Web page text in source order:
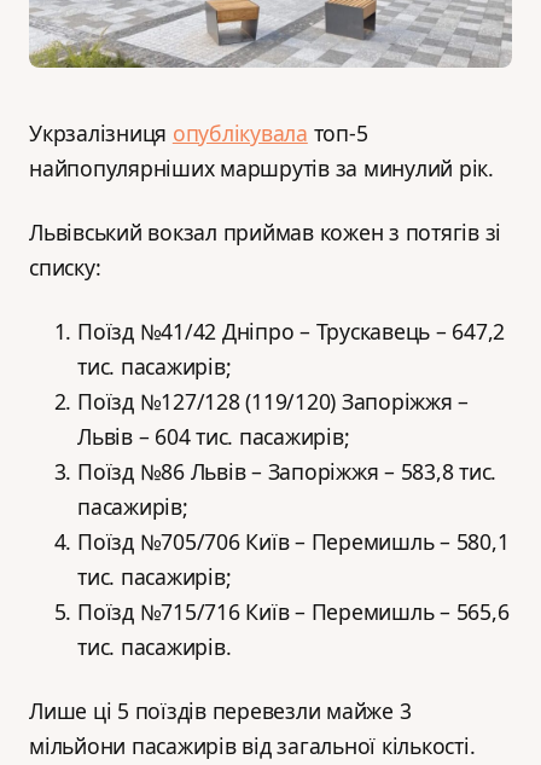
Укрзалізниця опублікувала топ-5
найпопулярніших маршрутів за минулий рік.
Львівський вокзал приймав кожен з потягів зі
списку:
Поїзд №41/42 Дніпро – Трускавець – 647,2
тис. пасажирів;
Поїзд №127/128 (119/120) Запоріжжя –
Львів – 604 тис. пасажирів;
Поїзд №86 Львів – Запоріжжя – 583,8 тис.
пасажирів;
Поїзд №705/706 Київ – Перемишль – 580,1
тис. пасажирів;
Поїзд №715/716 Київ – Перемишль – 565,6
тис. пасажирів.
Лише ці 5 поїздів перевезли майже 3
мільйони пасажирів від загальної кількості.